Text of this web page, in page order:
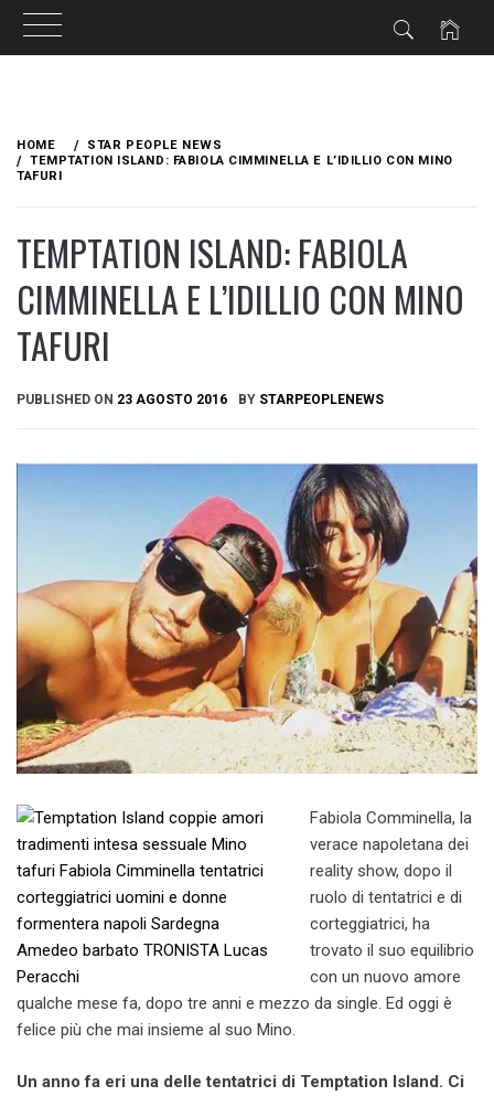
content
HOME
STAR PEOPLE NEWS
TEMPTATION ISLAND: FABIOLA CIMMINELLA E L’IDILLIO CON MINO
TAFURI
TEMPTATION ISLAND: FABIOLA
CIMMINELLA E L’IDILLIO CON MINO
TAFURI
PUBLISHED ON 23 AGOSTO 2016 BY STARPEOPLENEWS
Fabiola Comminella, la
verace napoletana dei
reality show, dopo il
ruolo di tentatrici e di
corteggiatrici, ha
trovato il suo equilibrio
con un nuovo amore
qualche mese fa, dopo tre anni e mezzo da single. Ed oggi è
felice più che mai insieme al suo Mino.
Un anno fa eri una delle tentatrici di Temptation Island. Ci